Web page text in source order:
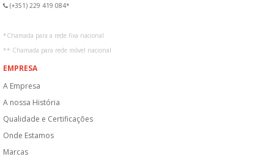
(+351) 229 419 084*
*Chamada para a rede fixa nacional
** Chamada para rede móvel nacional
EMPRESA
A Empresa
A nossa História
Qualidade e Certificações
Onde Estamos
Marcas